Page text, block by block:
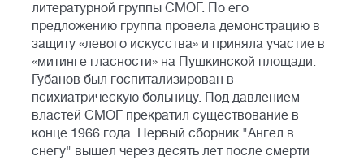
литературной группы СМОГ. По его
предложению группа провела демонстрацию в
защиту «левого искусства» и приняла участие в
«митинге гласности» на Пушкинской площади.
Губанов был госпитализирован в
психиатрическую больницу. Под давлением
властей СМОГ прекратил существование в
конце 1966 года. Первый сборник "Ангел в
снегу" вышел через десять лет после смерти